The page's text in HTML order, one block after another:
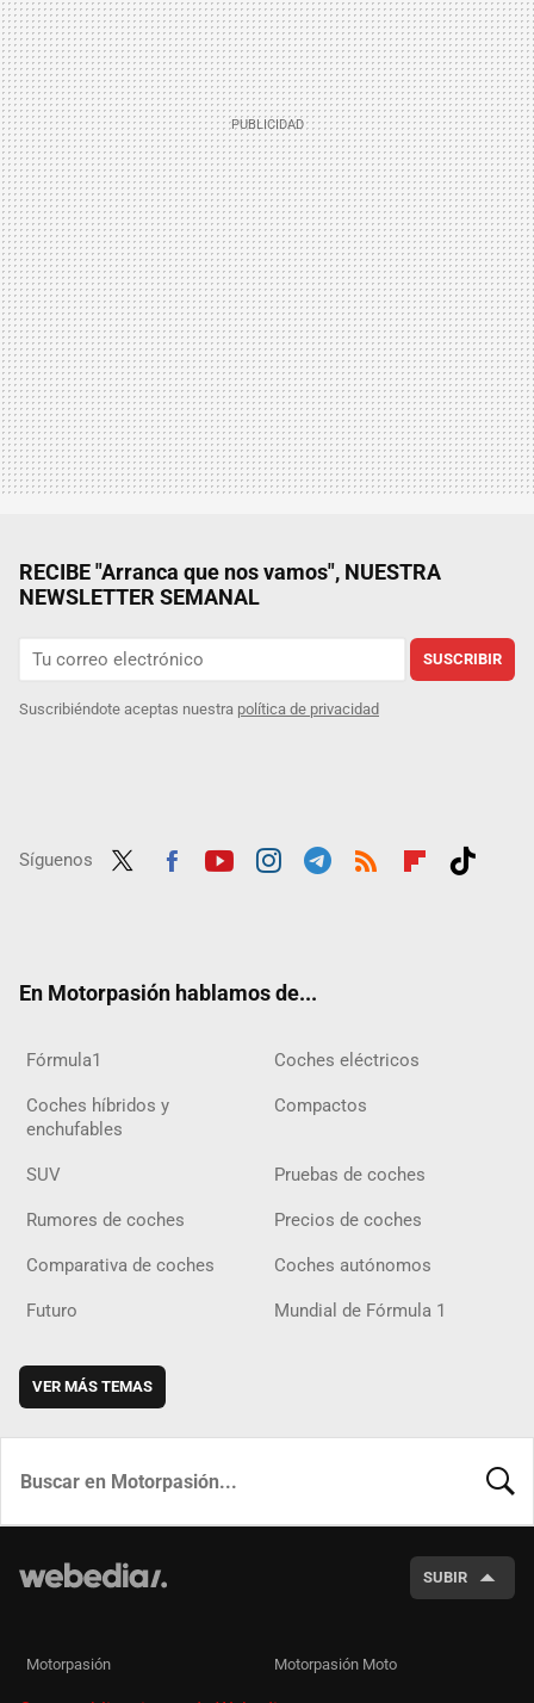
RECIBE "Arranca que nos vamos", NUESTRA
NEWSLETTER SEMANAL
SUSCRIBIR
Suscribiéndote aceptas nuestra política de privacidad
Síguenos
En Motorpasión hablamos de...
Fórmula1 Coches eléctricos
Coches híbridos y
enchufables
Compactos
SUV Pruebas de coches
Rumores de coches Precios de coches
Comparativa de coches Coches autónomos
Futuro Mundial de Fórmula 1
VER MÁS TEMAS
SUBIR
Motorpasión Motorpasión Moto